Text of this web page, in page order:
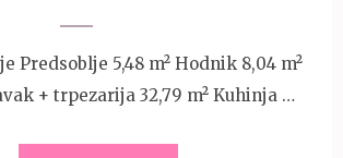
Predsoblje 5,48 m² Hodnik 8,04 m²
+ trpezarija 32,79 m² Kuhinja …